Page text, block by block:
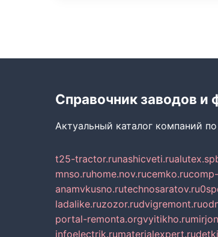
Справочник заводов и
Актуальный каталог компаний
t25-tractor.runashicveti.ru
mnso.ruhome.nov.rucemko.ru
anamvkusno.rutechnosaratov.ru
ladalike.ruzozor.rudvigremont.ru
portal-remonta.orgvyitikho.ru
infoelectrik.rumaterialexpert.ru